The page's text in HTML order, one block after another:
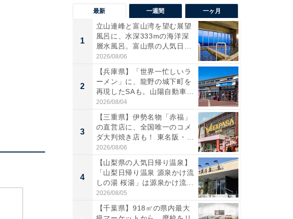
最新 一週間 一ヶ月
1
立山連峰と富山湾を望む展望
風呂に、水深333mの海洋深
層水風呂。富山県の人気日
帰...
2026/08/06
2
【兵庫県】「世界一忙しいラ
ーメン」に、龍野の城下町を
再現したSAも。山陽自動車
道...
2026/08/04
3
【三重県】伊勢名物「赤福」
の直営店に、全国唯一のコメ
ダ大判焼き店も！ 東名阪・
伊...
2026/08/06
4
【山梨県の人気日帰り温泉】
「山梨日帰り温泉 源泉かけ流
しの湯 桜湯」は源泉かけ流...
2026/08/05
【千葉県】918㎡の県内最大